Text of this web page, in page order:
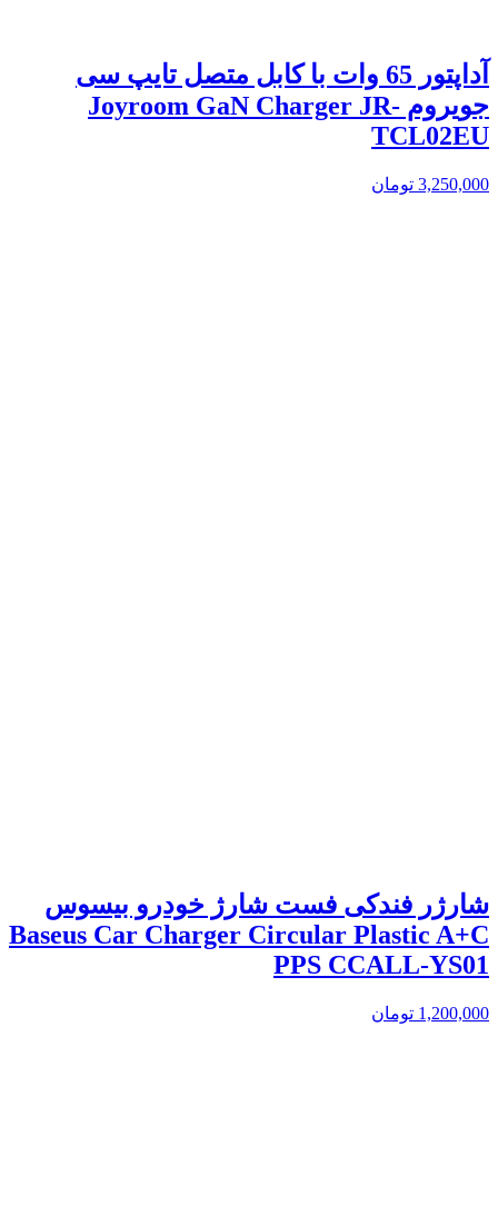
آداپتور 65 وات با کابل متصل تایپ سی
جویروم Joyroom GaN Charger JR-
TCL02EU
3,250,000 تومان
شارژر فندکی فست شارژ خودرو بیسوس
Baseus Car Charger Circular Plastic A+C
PPS CCALL-YS01
1,200,000 تومان